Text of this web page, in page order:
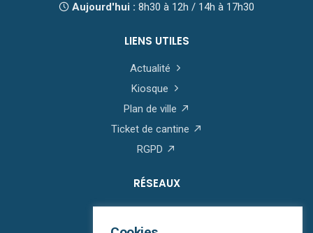
Aujourd'hui : 8h30 à 12h / 14h à 17h30
LIENS UTILES
Actualité
Kiosque
Plan de ville
Ticket de cantine
RGPD
RÉSEAUX